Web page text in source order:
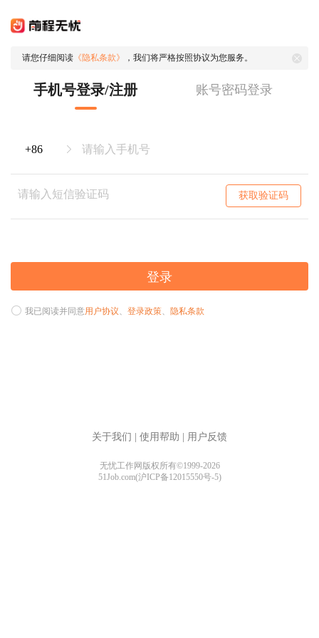
请您仔细阅读 《隐私条款》 ，我们将严格按照协议为您服务。
手机号登录/注册 账号密码登录
获取验证码
登录
我已阅读并同意用户协议、 登录政策、 隐私条款
关于我们 使用帮助 用户反馈
无忧工作网版权所有©1999-2026
51Job.com(沪ICP备12015550号-5)